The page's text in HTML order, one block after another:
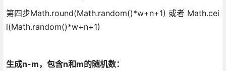
第四步Math.round(Math.random()*w+n+1) 或者 Math.cei
l(Math.random()*w+n+1)
生成n-m，包含n和m的随机数：